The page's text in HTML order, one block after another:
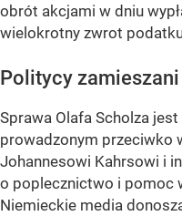
obrót akcjami w dniu
wielokrotny zwrot
Politycy
Sprawa Olafa Scholza
prowadzonym przeciwko
Johannesowi Kahrsowi i
o poplecznictwo i pomoc
Niemieckie media